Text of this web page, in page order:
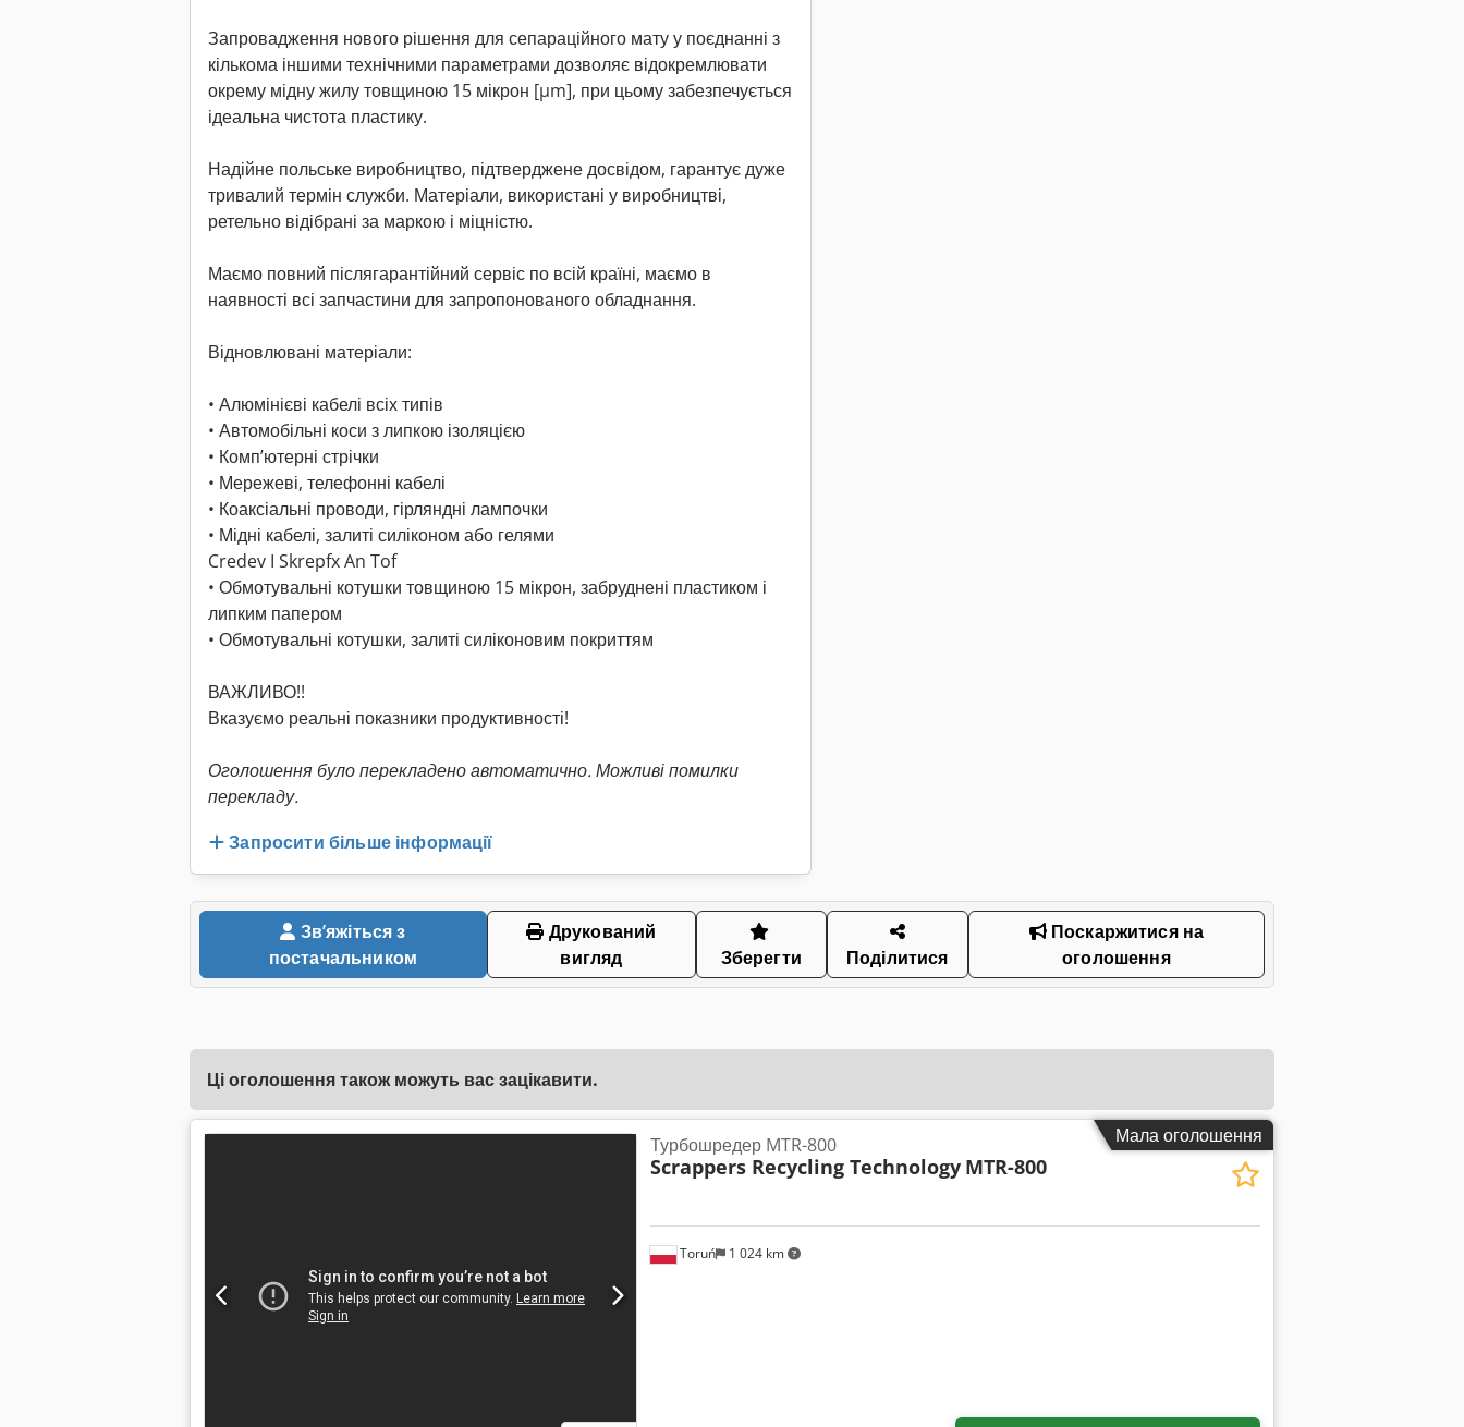
Запровадження нового рішення для сепараційного мату у поєднанні з
кількома іншими технічними параметрами дозволяє відокремлювати
окрему мідну жилу товщиною 15 мікрон [µm], при цьому забезпечується
ідеальна чистота пластику.
Надійне польське виробництво, підтверджене досвідом, гарантує дуже
тривалий термін служби. Матеріали, використані у виробництві,
ретельно відібрані за маркою і міцністю.
Маємо повний післягарантійний сервіс по всій країні, маємо в
наявності всі запчастини для запропонованого обладнання.
Відновлювані матеріали:
• Алюмінієві кабелі всіх типів
• Автомобільні коси з липкою ізоляцією
• Комп’ютерні стрічки
• Мережеві, телефонні кабелі
• Коаксіальні проводи, гірляндні лампочки
• Мідні кабелі, залиті силіконом або гелями
Credev I Skrepfx An Tof
• Обмотувальні котушки товщиною 15 мікрон, забруднені пластиком і
липким папером
• Обмотувальні котушки, залиті силіконовим покриттям
ВАЖЛИВО!!
Вказуємо реальні показники продуктивності!
Оголошення було перекладено автоматично. Можливі помилки
перекладу.
Запросити більше інформації
постачальником
Друкований
вигляд
Зберегти Поділитися
Поскаржитися на
оголошення
Ці оголошення також можуть вас зацікавити.
Мала оголошення
Toruń 1 024 km
Турбошредер MTR-800
Scrappers Recycling Technology MTR-800